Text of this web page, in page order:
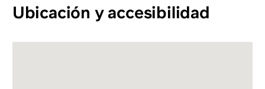
Ubicación y accesibilidad